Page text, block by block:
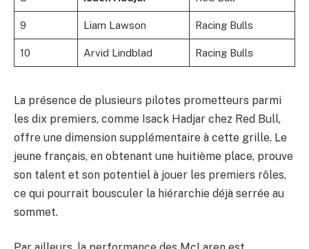
9 Liam Lawson Racing Bulls
10 Arvid Lindblad Racing Bulls
La présence de plusieurs pilotes prometteurs parmi
les dix premiers, comme Isack Hadjar chez Red Bull,
offre une dimension supplémentaire à cette grille. Le
jeune français, en obtenant une huitième place, prouve
son talent et son potentiel à jouer les premiers rôles,
ce qui pourrait bousculer la hiérarchie déjà serrée au
sommet.